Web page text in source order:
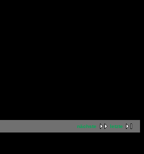
nächste letzte